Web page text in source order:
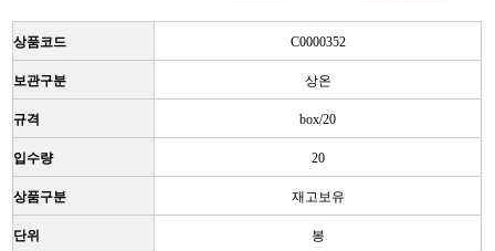
상품코드 C0000352
보관구분 상온
규격 box/20
입수량 20
상품구분 재고보유
단위 봉